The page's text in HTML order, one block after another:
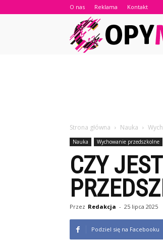
O nas Reklama Kontakt
Strona główna Nauka
Nauka Wychowanie przedszkolne
CZY
Przez Redakcja - 25 lipca 2025
Podziel się na Facebooku